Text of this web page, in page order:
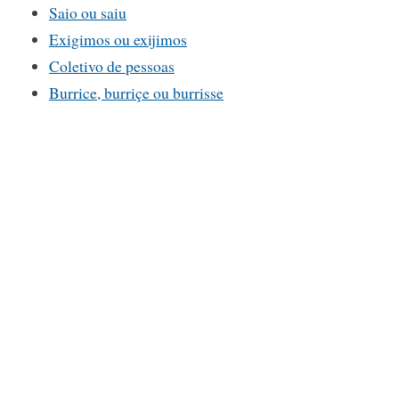
Saio ou saiu
Exigimos ou exijimos
Coletivo de pessoas
Burrice, burriçe ou burrisse